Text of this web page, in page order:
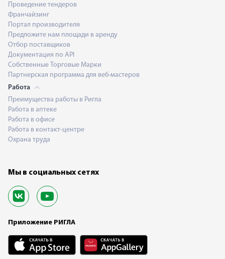
Проведение тендеров
Франчайзинг
Портал производителя
Предложите нам площади в аренду
Отбор поставщиков
Документация по API
Собственные Торговые Марки
Партнерская программа для веб-мастеров
Работа
Преимущества работы в Ригла
Работа в аптеке
Работа в офисе
Работа в контакт-центре
Охрана труда
Мы в социальных сетях
Приложение РИГЛА